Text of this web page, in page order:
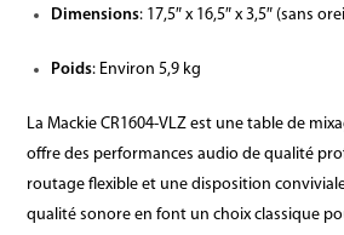
Dimensions: 17,5″ x 16,5″ x 3,5″ (sans
Poids: Environ 5,9 kg
La Mackie CR1604-VLZ est une table de
offre des performances audio de qualité
routage flexible et une disposition
qualité sonore en font un choix classique